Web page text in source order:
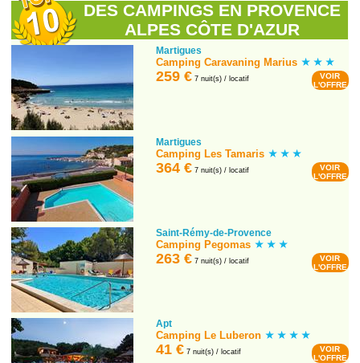
DES CAMPINGS EN PROVENCE
ALPES CÔTE D'AZUR
Martigues
Camping Caravaning Marius
259 € 7 nuit(s) / locatif
VOIR
L'OFFRE
Martigues
Camping Les Tamaris
364 € 7 nuit(s) / locatif
VOIR
L'OFFRE
Saint-Rémy-de-Provence
Camping Pegomas
263 € 7 nuit(s) / locatif
VOIR
L'OFFRE
Apt
Camping Le Luberon
41 € 7 nuit(s) / locatif
VOIR
L'OFFRE